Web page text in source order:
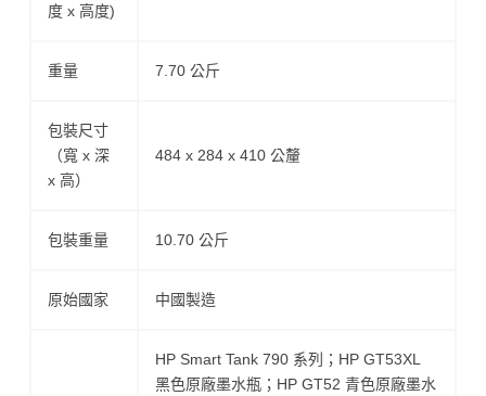
度 x 高度)
重量 7.70 公斤
包裝尺寸
（寬 x 深
x 高）
484 x 284 x 410 公釐
包裝重量 10.70 公斤
原始國家 中國製造
HP Smart Tank 790 系列；HP GT53XL
黑色原廠墨水瓶；HP GT52 青色原廠墨水